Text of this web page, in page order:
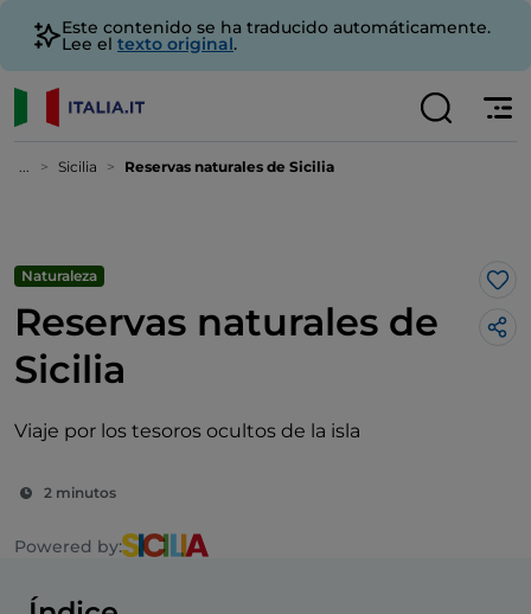
Este contenido se ha traducido automáticamente.
Lee el texto original.
... Sicilia Reservas naturales de Sicilia
Naturaleza
Reservas naturales de
Sicilia
Viaje por los tesoros ocultos de la isla
2 minutos
Powered by:
Me